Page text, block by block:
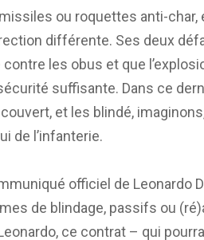
ou roquettes anti-char,
différente. Ses deux
les obus et que
suffisante. Dans ce
et les blindé,
de l’infanterie.
officiel de Leonardo
de blindage, passifs ou
ce contrat – qui